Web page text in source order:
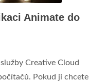
Animate do
Creative Cloud
Pokud ji chcete